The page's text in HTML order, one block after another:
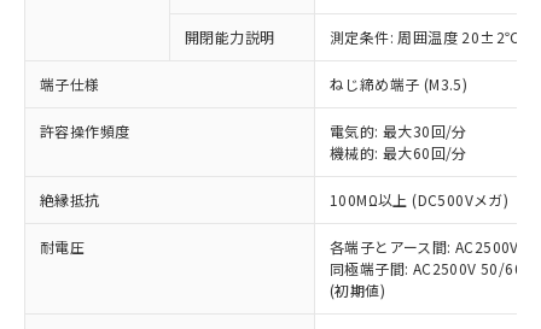
開閉能力説明 測定条件: 周囲温度 20±2℃、
端子仕様 ねじ締め端子 (M3.5)
許容操作頻度
電気的: 最大30回/分
機械的: 最大60回/分
絶縁抵抗 100MΩ以上 (DC500Vメガ)
耐電圧
各端子とアース間: AC2500V
同極端子間: AC2500V 50/
(初期値)
以下の条件をお読みいただき、同意のうえ
本サービスは、当社制御機器事業取扱
商品の当社在庫状況および標準価格
(税抜)を提供させていただくもので
当社制御機器事業取扱商品の中には、
本サービスの対象外となる商品もある
ことをご了承ください。
在庫状況および標準価格照会結果は、
記載している更新日時点での社内デー
対応予定なし：EU RoHS指令（10物質）の
定はありません。
調査・確認中：EU RoHS指令（10物質）の
非含有の対応状況を調査中または確認中の
非該当品：ライセンス料など無形物で、有
害物質有無と関係のない商品です。
仕入先様の事情により、非含有部品として
いたものが、含有品と判明した場合などや
むを得ず変更することがあります。
※1 中国RoHS○×表
「○」：最大均質材料含有率が中国RoHSの
基準値以下であることを示します。
「×」：最大均質材料含有率が中国RoHSの
基準値を超えていることを示します。
「－」：未確認です。当社販売部門へお問
当社は、これら貴社製品のうち、外国
為替および外国貿易法に定める商品
（以下｢規制貨物等」という）を輸出